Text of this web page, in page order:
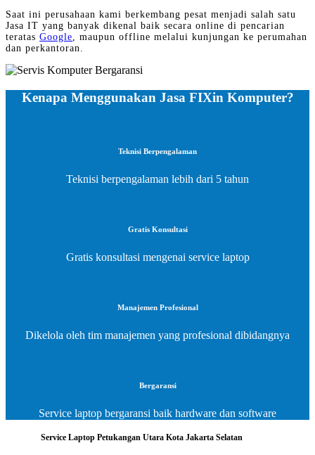
Saat ini perusahaan kami berkembang pesat menjadi salah satu
Jasa IT yang banyak dikenal baik secara online di pencarian
teratas Google, maupun offline melalui kunjungan ke perumahan
dan perkantoran.
Kenapa Menggunakan Jasa FIXin Komputer?
Teknisi Berpengalaman
Teknisi berpengalaman lebih dari 5 tahun
Gratis Konsultasi
Gratis konsultasi mengenai service laptop
Manajemen Profesional
Dikelola oleh tim manajemen yang profesional dibidangnya
Bergaransi
Service laptop bergaransi baik hardware dan software
Service Laptop Petukangan Utara Kota Jakarta Selatan